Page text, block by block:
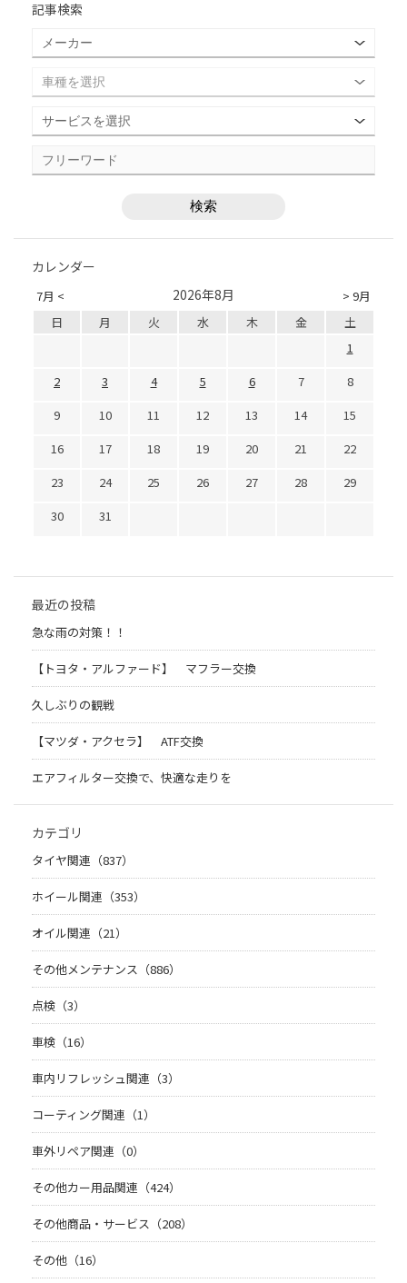
記事検索
カレンダー
7月 < > 9月
2026年8月
日 月 火 水 木 金
土
1
2
3 4 5 6 7
8
9
10 11 12 13 14
15
16
17 18 19 20 21
22
23
24 25 26 27 28
29
30
31
最近の投稿
急な雨の対策！！
【トヨタ・アルファード】 マフラー交換
久しぶりの観戦
【マツダ・アクセラ】 ATF交換
エアフィルター交換で、快適な走りを
カテゴリ
タイヤ関連（837）
ホイール関連（353）
オイル関連（21）
その他メンテナンス（886）
点検（3）
車検（16）
車内リフレッシュ関連（3）
コーティング関連（1）
車外リペア関連（0）
その他カー用品関連（424）
その他商品・サービス（208）
その他（16）